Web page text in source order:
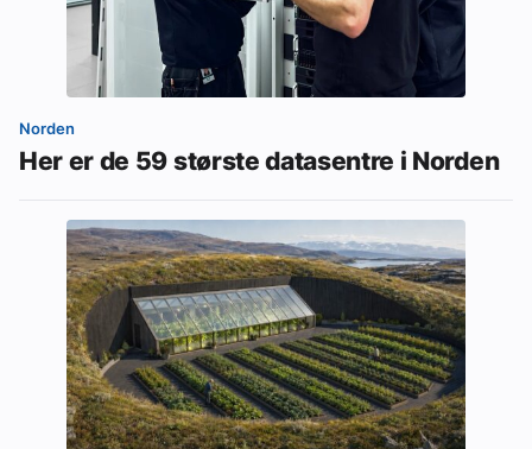
Norden
Her er de 59 største datasentre i Norden